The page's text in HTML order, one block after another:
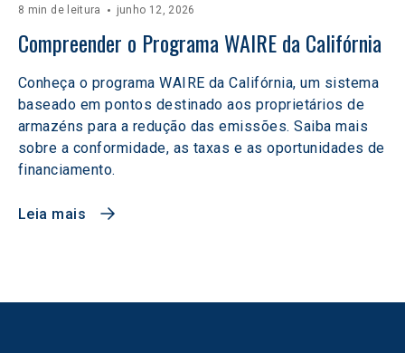
8 min de leitura junho 12, 2026
Compreender o Programa WAIRE da Califórnia
Conheça o programa WAIRE da Califórnia, um sistema
baseado em pontos destinado aos proprietários de
armazéns para a redução das emissões. Saiba mais
sobre a conformidade, as taxas e as oportunidades de
financiamento.
Leia mais